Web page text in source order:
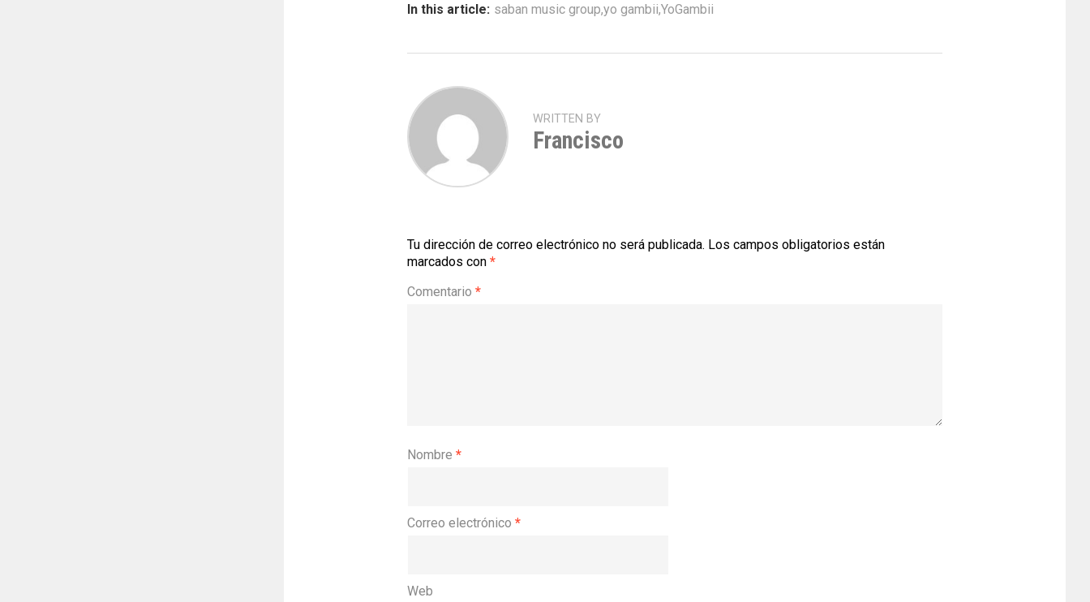
In this article: saban music group,yo gambii,YoGambii
WRITTEN BY
Francisco
Tu dirección de correo electrónico no será publicada. Los campos obligatorios están
marcados con *
Comentario *
Nombre *
Correo electrónico *
Web